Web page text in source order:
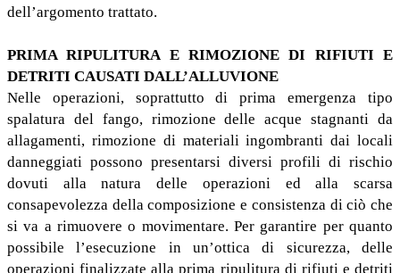
dell’argomento trattato.
PRIMA RIPULITURA E RIMOZIONE DI RIFIUTI E
DETRITI CAUSATI DALL’ALLUVIONE
Nelle operazioni, soprattutto di prima emergenza tipo
spalatura del fango, rimozione delle acque stagnanti da
allagamenti, rimozione di materiali ingombranti dai locali
danneggiati possono presentarsi diversi profili di rischio
dovuti alla natura delle operazioni ed alla scarsa
consapevolezza della composizione e consistenza di ciò che
si va a rimuovere o movimentare. Per garantire per quanto
possibile l’esecuzione in un’ottica di sicurezza, delle
operazioni finalizzate alla prima ripulitura di rifiuti e detriti